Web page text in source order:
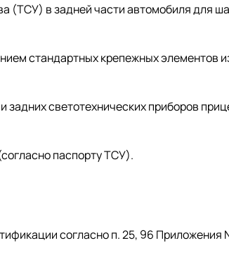
(ТСУ) в задней части автомобиля для
стандартных крепежных элементов
светотехнических приборов
паспорту ТСУ).
согласно п. 25, 96